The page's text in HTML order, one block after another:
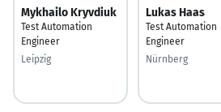
Mykhailo Kryvdiuk
Test Automation
Engineer
Leipzig
Lukas Haas
Test Automation
Engineer
Nürnberg